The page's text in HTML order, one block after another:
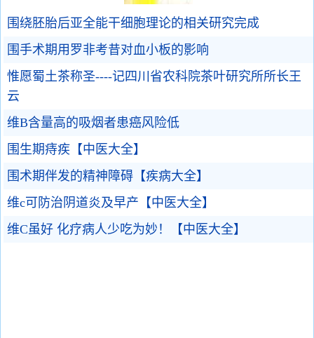
围绕胚胎后亚全能干细胞理论的相关研究完成
围手术期用罗非考昔对血小板的影响
惟愿蜀土茶称圣----记四川省农科院茶叶研究所所长王
云
维B含量高的吸烟者患癌风险低
围生期痔疾【中医大全】
围术期伴发的精神障碍【疾病大全】
维c可防治阴道炎及早产【中医大全】
维C虽好 化疗病人少吃为妙！【中医大全】